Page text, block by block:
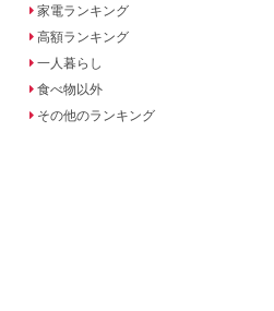
家電ランキング
高額ランキング
一人暮らし
食べ物以外
その他のランキング